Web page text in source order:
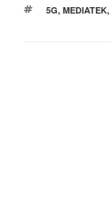
МЕТКИ
5G, MEDIATEK,